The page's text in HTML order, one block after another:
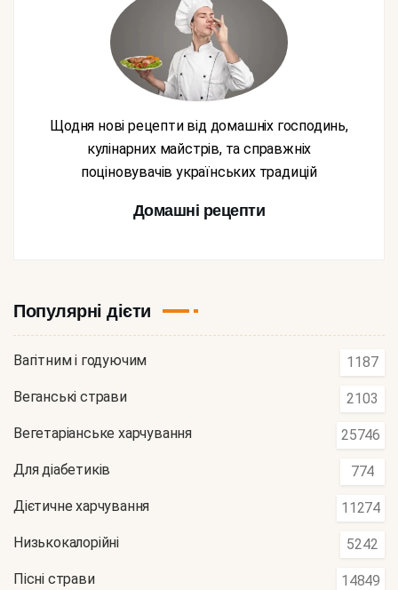
Щодня нові рецепти від домашніх господинь,
кулінарних майстрів, та справжніх
поціновувачів українських традицій
Домашні рецепти
Популярні дієти
Вагітним і годуючим 1187
Веганські страви 2103
Вегетаріанське харчування 25746
Для діабетиків 774
Дієтичне харчування 11274
Низькокалорійні 5242
Пісні страви 14849